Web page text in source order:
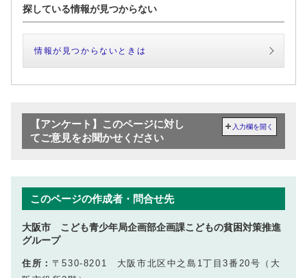
探している情報が見つからない
情報が見つからないときは
【アンケート】このページに対し
てご意見をお聞かせください
入力欄を開く
このページの作成者・問合せ先
大阪市 こども青少年局企画部企画課こどもの貧困対策推進
グループ
住所： 〒530-8201 大阪市北区中之島1丁目3番20号（大